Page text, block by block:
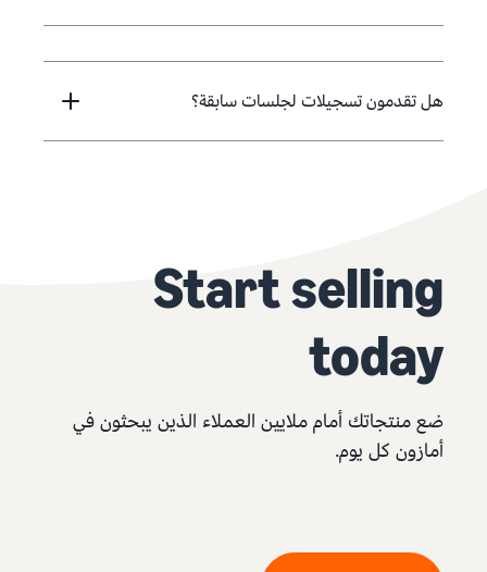
هل تقدمون تسجيلات لجلسات سابقة؟
Start selling
today
ضع منتجاتك أمام ملايين العملاء الذين يبحثون في
أمازون كل يوم.